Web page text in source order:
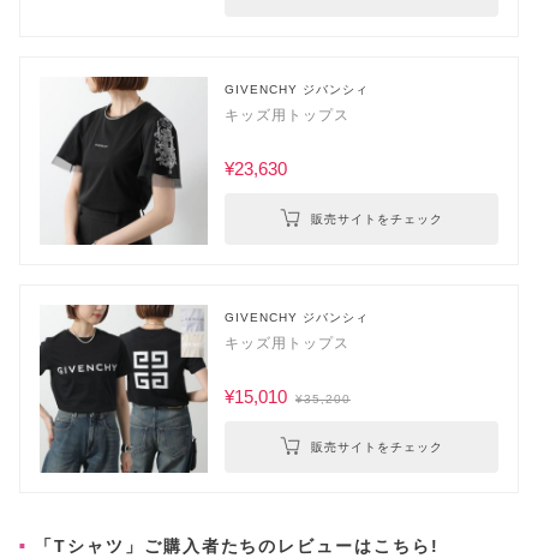
GIVENCHY ジバンシィ
キッズ用トップス
¥23,630
販売サイトをチェック
GIVENCHY ジバンシィ
キッズ用トップス
¥15,010 ¥35,200
販売サイトをチェック
「Tシャツ」ご購入者たちのレビューはこちら!